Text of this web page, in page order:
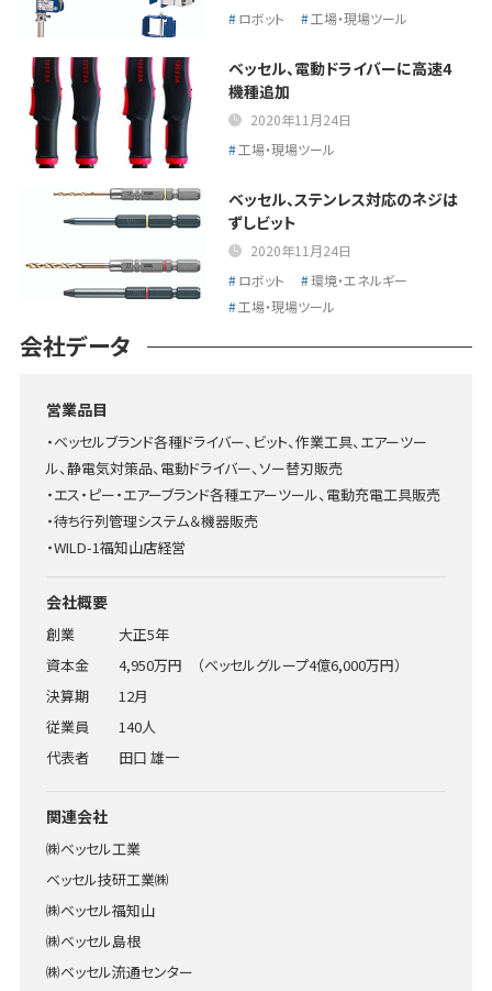
ロボット
工場・現場ツール
ベッセル、電動ドライバーに高速4
機種追加
2020年11月24日
工場・現場ツール
ベッセル、ステンレス対応のネジは
ずしビット
2020年11月24日
ロボット
環境・エネルギー
工場・現場ツール
会社データ
営業品目
・ベッセルブランド各種ドライバー、ビット、作業工具、エアーツー
ル、静電気対策品、電動ドライバー、ソー替刃販売
・エス・ピー・エアーブランド各種エアーツール、電動充電工具販売
・待ち行列管理システム＆機器販売
・WILD-1福知山店経営
会社概要
創業
大正5年
資本金
4,950万円 （ベッセルグループ4億6,000万円）
決算期
12月
従業員
140人
代表者
田口 雄一
関連会社
㈱ベッセル工業
ベッセル技研工業㈱
㈱ベッセル福知山
㈱ベッセル島根
㈱ベッセル流通センター